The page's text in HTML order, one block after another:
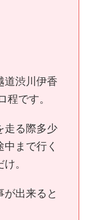
道渋川伊香
です。
走る際多少
まで行く
。
出来ると